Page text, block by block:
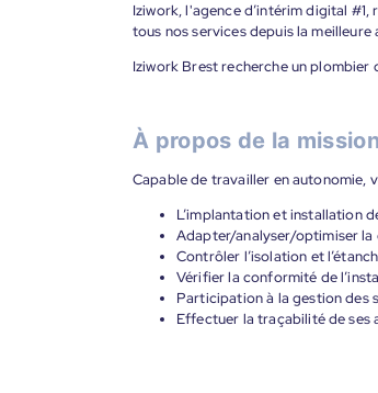
Iziwork, l'agence d’intérim digital
tous nos services depuis la meilleure
Iziwork Brest recherche un
À propos de la
Capable de travailler en autonomie,
L’implantation et installation
Adapter/analyser/optimiser la
Contrôler l’isolation et
Vérifier la conformité de
Participation à la gestion des
Effectuer la traçabilité de ses